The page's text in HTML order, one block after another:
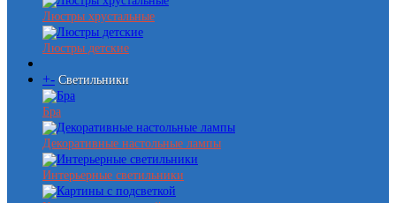
Люстры хрустальные
Люстры детские
+- Светильники
Бра
Декоративные настольные лампы
Интерьерные светильники